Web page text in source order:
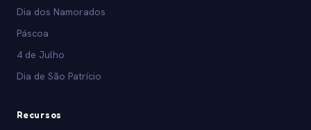
Dia dos Namorados
Páscoa
4 de Julho
Dia de São Patrício
Recursos